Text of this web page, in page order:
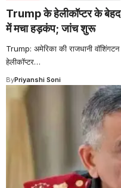
Trump के हेलीकॉप्टर के बेहद
में मचा हड़कंप; जांच शुरू
Trump: अमेरिका की राजधानी
हेलीकॉप्टर…
ByPriyanshi Soni